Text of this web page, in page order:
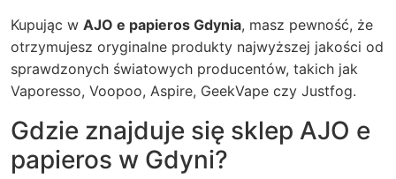
Kupując w AJO e papieros Gdynia, masz pewność, że
otrzymujesz oryginalne produkty najwyższej jakości od
sprawdzonych światowych producentów, takich jak
Vaporesso, Voopoo, Aspire, GeekVape czy Justfog.
Gdzie znajduje się sklep AJO e
papieros w Gdyni?